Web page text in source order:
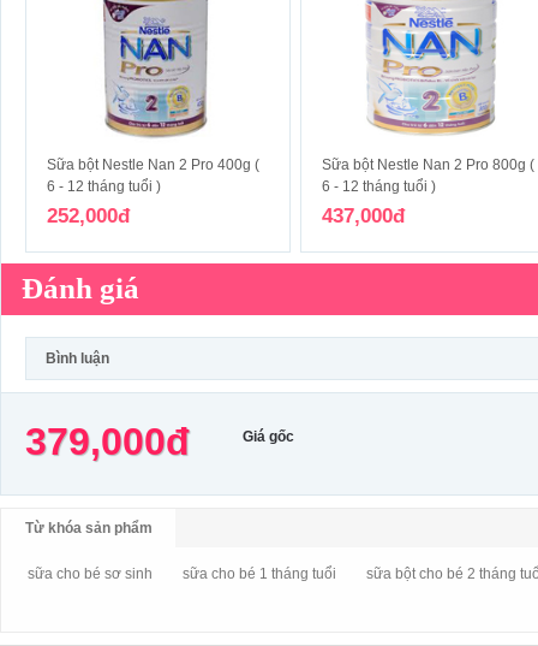
Sữa bột Nestle Nan 2 Pro 400g (
6 - 12 tháng tuổi )
252,000đ
Sữa bột Nestle Nan 2 Pro 800g (
6 - 12 tháng tuổi )
437,000đ
Đánh giá
Bình luận
379,000đ Giá gốc
Từ khóa sản phẩm
sữa cho bé sơ sinh sữa cho bé 1 tháng tuổi sữa bột cho bé 2 tháng